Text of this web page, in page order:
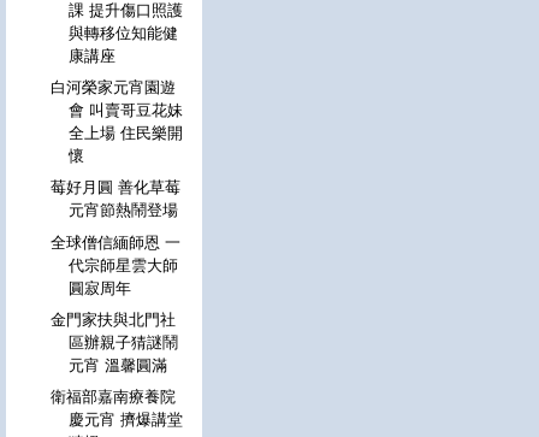
課 提升傷口照護
與轉移位知能健
康講座
白河榮家元宵園遊
會 叫賣哥豆花妹
全上場 住民樂開
懷
莓好月圓 善化草莓
元宵節熱鬧登場
全球僧信緬師恩 一
代宗師星雲大師
圓寂周年
金門家扶與北門社
區辦親子猜謎鬧
元宵 溫馨圓滿
衛福部嘉南療養院
慶元宵 擠爆講堂